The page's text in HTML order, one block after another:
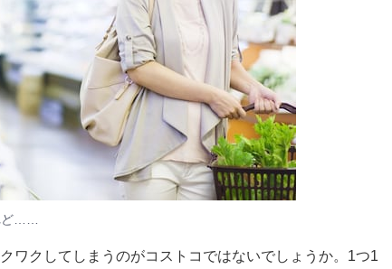
ど……
ワクしてしまうのがコストコではないでしょうか。1つ1